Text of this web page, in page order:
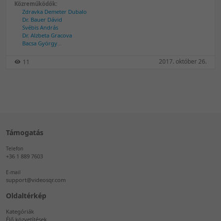
Közreműködők:
Zdravka Demeter Dubalo
Dr. Bauer Dávid
Svébis András
Dr. Alzbeta Gracova
Bacsa György
Ratatics Péter
11 2017. október 26.
Támogatás
Telefon
+36 1 889 7603
E-mail
support@videosqr.com
Oldaltérkép
Kategóriák
Élő közvetítések